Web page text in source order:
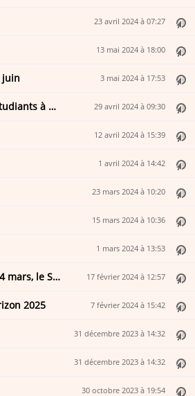
23 avril 2024 à 07:27
13 mai 2024 à 18:00
juin 3 mai 2024 à 17:53
Student Week du 6 au 12 mai : Entrée à 5€ et carte de 10 séances à 100€ pour les étudiants à Vertical’Art 29 avril 2024 à 09:30
12 avril 2024 à 15:39
1 avril 2024 à 14:42
23 mars 2024 à 10:20
15 mars 2024 à 10:36
1 mars 2024 à 13:53
Climbing List partagée à 70 blocs entre Vertical’Art SQY et Rungis du 27 février au 24 mars, le Suburb Bloc Contenders #1 17 février 2024 à 12:57
2025 7 février 2024 à 15:42
31 décembre 2023 à 14:32
31 décembre 2023 à 14:32
30 octobre 2023 à 19:54